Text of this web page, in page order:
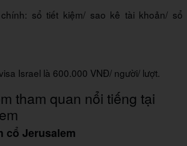
sổ tiết kiệm/ sao kê tài khoản/ sổ
Israel là 600.000 VNĐ/ người/ lượt.
tham quan nổi tiếng tại
cổ Jerusalem